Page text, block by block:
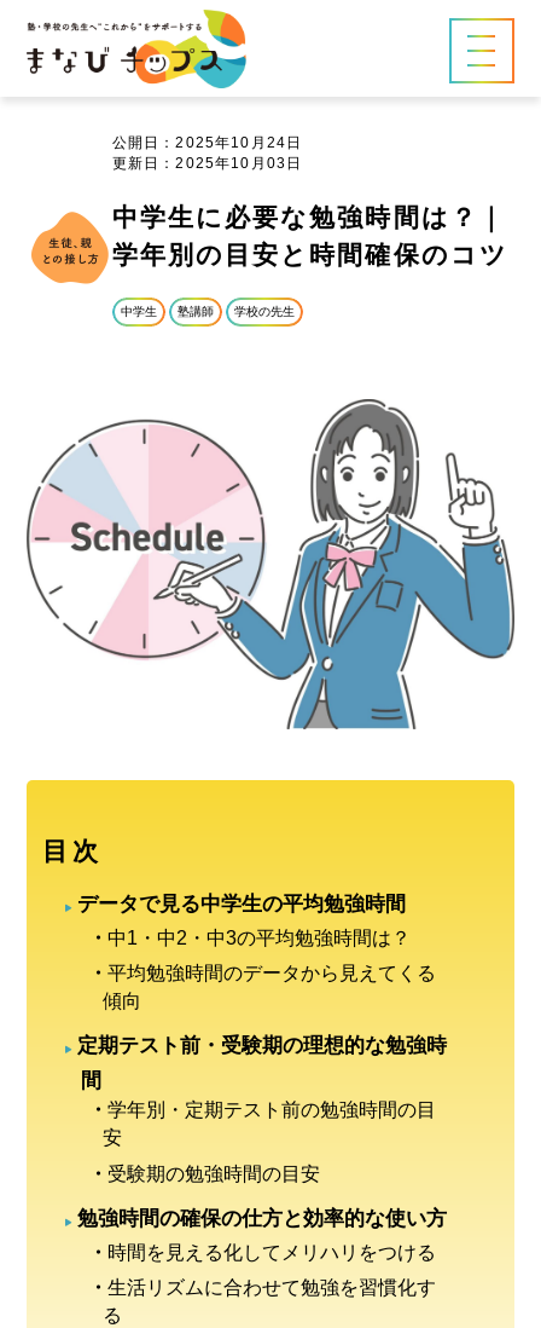
公開日：2025年10月24日
更新日：2025年10月03日
中学生に必要な勉強時間は？｜
学年別の目安と時間確保のコツ
中学生 塾講師 学校の先生
目次
データで見る中学生の平均勉強時間
中1・中2・中3の平均勉強時間は？
平均勉強時間のデータから見えてくる
傾向
定期テスト前・受験期の理想的な勉強時
間
学年別・定期テスト前の勉強時間の目
安
受験期の勉強時間の目安
勉強時間の確保の仕方と効率的な使い方
時間を見える化してメリハリをつける
生活リズムに合わせて勉強を習慣化す
る